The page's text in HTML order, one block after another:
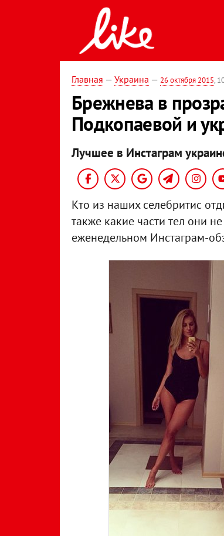
Главная — Украина — 26 октября 2015,
Брежнева в
Подкопаевой и
Лучшее в Инстаграм
Кто из наших селебритис
также какие части тел они
еженедельном Инстаграм-